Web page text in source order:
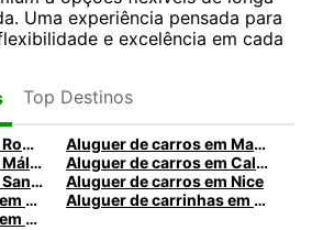
Uma experiência pensada para
e excelência em cada
Top Destinos
Aluguer de carros em Roma
Aluguer de carros em Madrid
Aluguer de carros em Málaga
Aluguer de carros em Caldas da Rainha
Aluguer de carros em Santa Maria da Feira
Aluguer de carros em Nice
Aluguer de carrinhas em Nice
Aluguer de carrinhas em Santa Maria da Feira
Aluguer de carrinhas em Caldas da Rainha